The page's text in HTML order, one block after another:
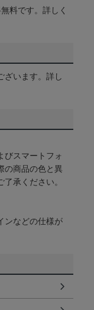
料です。詳しく
ざいます。詳し
びスマートフォ
の商品の色と異
承ください。
ンなどの仕様が